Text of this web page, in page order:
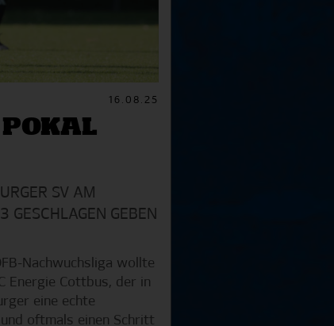
16.08.25
POKAL
SV AM
GESCHLAGEN GEBEN
Nachwuchsliga wollte
Energie Cottbus, der in
eine echte
oftmals einen Schritt